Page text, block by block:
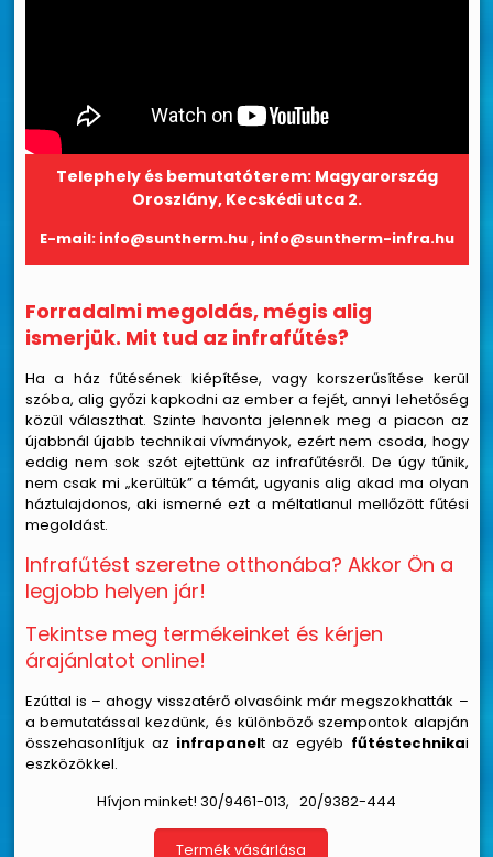
Telephely és bemutatóterem: Magyarország
Oroszlány, Kecskédi utca 2.
E-mail: info@suntherm.hu, info@suntherm-infra.hu
Forradalmi megoldás, mégis alig
ismerjük. Mit tud az infrafűtés?
Ha a ház fűtésének kiépítése, vagy korszerűsítése kerül
szóba, alig győzi kapkodni az ember a fejét, annyi lehetőség
közül választhat. Szinte havonta jelennek meg a piacon az
újabbnál újabb technikai vívmányok, ezért nem csoda, hogy
eddig nem sok szót ejtettünk az infrafűtésről. De úgy tűnik,
nem csak mi „kerültük” a témát, ugyanis alig akad ma olyan
háztulajdonos, aki ismerné ezt a méltatlanul mellőzött fűtési
megoldást.
Infrafűtést szeretne otthonába? Akkor Ön a
legjobb helyen jár!
Tekintse meg termékeinket és kérjen
árajánlatot online!
Ezúttal is – ahogy visszatérő olvasóink már megszokhatták –
a bemutatással kezdünk, és különböző szempontok alapján
összehasonlítjuk az infrapanelt az egyéb fűtéstechnikai
eszközökkel.
Hívjon minket! 30/9461-013, 20/9382-444
Termék vásárlása